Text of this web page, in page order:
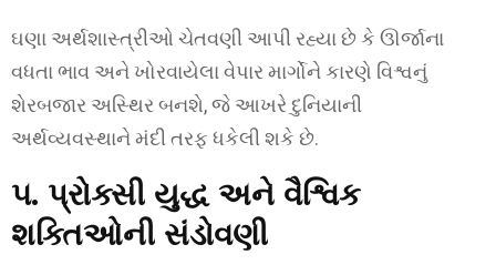
ઘણા અર્થશાસ્ત્રીઓ ચેતવણી આપી રહ્યા છે કે ઊર્જાના
વધતા ભાવ અને ખોરવાયેલા વેપાર માર્ગોને કારણે વિશ્વનું
શેરબજાર અસ્થિર બનશે, જે આખરે દુનિયાની
અર્થવ્યવસ્થાને મંદી તરફ ધકેલી શકે છે.
૫. પ્રોક્સી યુદ્ધ અને વૈશ્વિક
શક્તિઓની સંડોવણી